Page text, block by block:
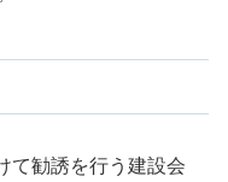
て勧誘を行う建設会